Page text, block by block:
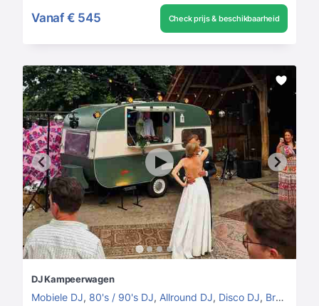
Vanaf € 545 Check prijs & beschikbaarheid
DJ Kampeerwagen
Mobiele DJ, 80's / 90's DJ, Allround DJ, Disco DJ, Bruiloft DJ